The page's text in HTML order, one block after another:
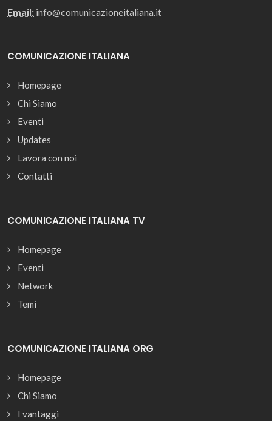
Email: info@comunicazioneitaliana.it
COMUNICAZIONE ITALIANA
Homepage
Chi Siamo
Eventi
Updates
Lavora con noi
Contatti
COMUNICAZIONE ITALIANA TV
Homepage
Eventi
Network
Temi
COMUNICAZIONE ITALIANA ORG
Homepage
Chi Siamo
I vantaggi